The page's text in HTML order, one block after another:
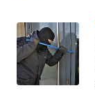
OPINI
EDITORIAL